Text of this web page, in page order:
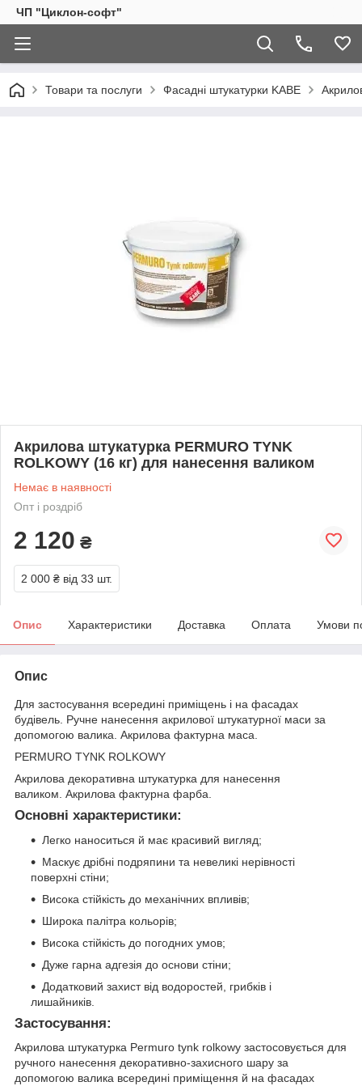
ЧП "Циклон-софт"
Товари та послуги Фасадні штукатурки KABE
Акрилова штукатурка PERMURO TYNK
ROLKOWY (16 кг) для нанесення валиком
Немає в наявності
Опт і роздріб
2 120 ₴
2 000 ₴ від 33 шт.
Опис Характеристики Доставка Оплата Умови
Опис
Для застосування всередині приміщень і на фасадах
будівель. Ручне нанесення акрилової штукатурної маси за
допомогою валика. Акрилова фактурна маса.
PERMURO TYNK ROLKOWY
Акрилова декоративна штукатурка для нанесення
валиком. Акрилова фактурна фарба.
Основні характеристики:
Легко наноситься й має красивий вигляд;
Маскує дрібні подряпини та невеликі нерівності
поверхні стіни;
Висока стійкість до механічних впливів;
Широка палітра кольорів;
Висока стійкість до погодних умов;
Дуже гарна адгезія до основи стіни;
Додатковий захист від водоростей, грибків і
лишайників.
Застосування:
Акрилова штукатурка Permuro tynk rolkowy застосовується для
ручного нанесення декоративно-захисного шару за
допомогою валика всередині приміщення й на фасадах